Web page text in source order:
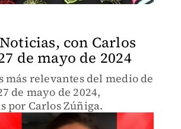
con Carlos
de mayo de 2024
más relevantes del medio de
de mayo de 2024,
por Carlos Zúñiga.